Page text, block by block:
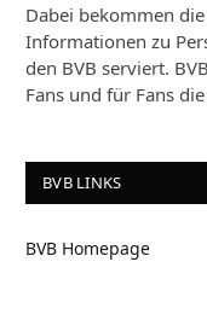
Dabei bekommen
Informationen zu
den BVB serviert.
Fans und für Fans
BVB LINKS
BVB Homepage